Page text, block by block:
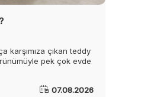
karşımıza çıkan teddy
pek çok evde
07.08.2026